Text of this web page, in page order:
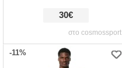
στο cosmossport
30€
-11%